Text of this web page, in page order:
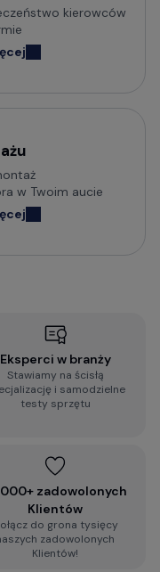
kierowców
w Twoim aucie
Eksperci w branży
Stawiamy na ścisłą
i samodzielne
testy sprzętu
zadowolonych
Klientów
do grona tysięcy
zadowolonych
Klientów!